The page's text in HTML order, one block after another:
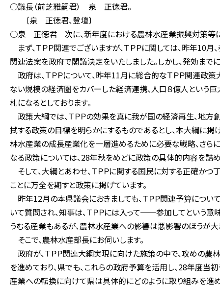
○議長（前芝雅嗣君） 泉 正徳君。
〔泉 正徳君、登壇〕
○泉 正徳君 次に、新年度における農林水産業振興対策等に
まず、ＴＰＰ関連でございますが、ＴＰＰに関しては、昨年10
関連法案を政府で閣議決定をいたしました。しかし、発効まで
政府は、ＴＰＰについて、昨年11月に総合的なＴＰＰ関連政策
ない規模の経済圏をカバーした経済連携、人口８億人という
札になるとしております。
政策大綱では、ＴＰＰの効果を真に我が国の経済再生、地
拭する政策の目標を明らかにするものであるとし、本大綱に掲
林水産業の成長産業化を一層進めるために必要な戦略、さら
なる政策については、28年秋をめどに政策の具体的内容を詰
そして、大綱とあわせ、ＴＰＰに関する国民に対する正確か
ことに万全を期すと政策に掲げています。
昨年12月の本県議会におきましても、ＴＰＰ関連予算につ
いて質問され、知事は、ＴＰＰには入って──参加してという
うむる産業もあるが、農林水産業への影響は悪影響のほうが大
そこで、農林水産部長にお伺いします。
政府が、ＴＰＰ関連大綱実現に向けた施策の中で、攻めの
を進めており、県でも、これらの政府予算を活用し、28年度当
産業への転換に向けて県は具体的にどのように取り組みを進め